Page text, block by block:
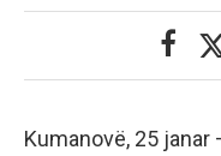
Kumanovë, 25